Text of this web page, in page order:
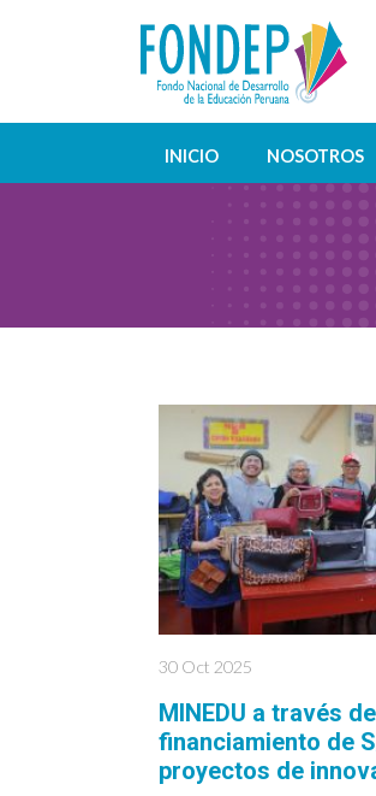
INICIO NOSOTROS
30 Oct 2025
MINEDU a través
financiamiento de
proyectos de